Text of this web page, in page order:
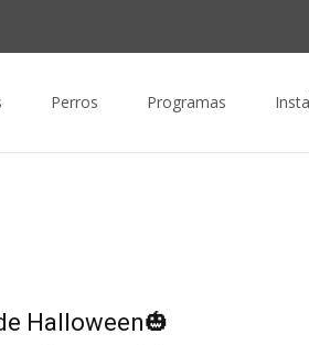
Perros Programas
Halloween🎃